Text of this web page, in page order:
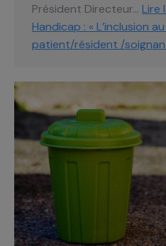
Président Directeur… Lire
Handicap : « L’inclusion
patient/résident /